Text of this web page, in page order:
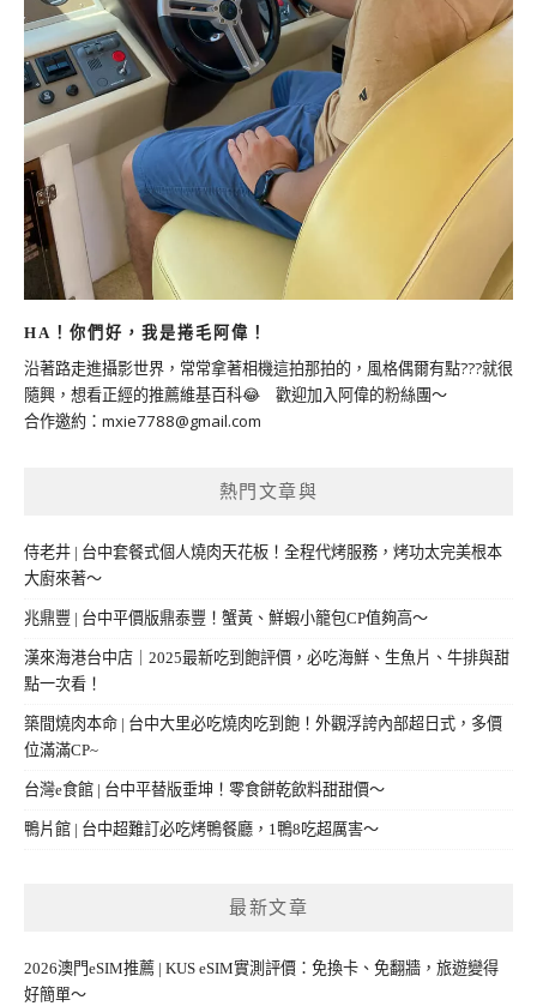
HA！你們好，我是捲毛阿偉！
沿著路走進攝影世界，常常拿著相機這拍那拍的，風格偶爾有點???就很
隨興，想看正經的推薦維基百科😂 歡迎加入阿偉的粉絲團～
合作邀約： mxie7788@gmail.com
熱門文章與
侍老井 | 台中套餐式個人燒肉天花板！全程代烤服務，烤功太完美根本
大廚來著～
兆鼎豐 | 台中平價版鼎泰豐！蟹黃、鮮蝦小籠包CP值夠高～
漢來海港台中店｜2025最新吃到飽評價，必吃海鮮、生魚片、牛排與甜
點一次看！
築間燒肉本命 | 台中大里必吃燒肉吃到飽！外觀浮誇內部超日式，多價
位滿滿CP~
台灣e食館 | 台中平替版垂坤！零食餅乾飲料甜甜價～
鴨片館 | 台中超難訂必吃烤鴨餐廳，1鴨8吃超厲害～
最新文章
2026澳門eSIM推薦 | KUS eSIM實測評價：免換卡、免翻牆，旅遊變得
好簡單～